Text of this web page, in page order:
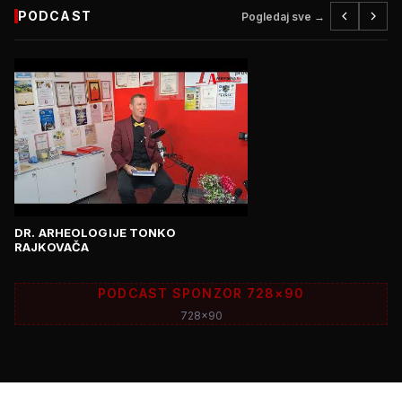
PODCAST Pogledaj sve →
DR. ARHEOLOGIJE TONKO
RAJKOVAČA
PODCAST SPONZOR 728×90
728x90